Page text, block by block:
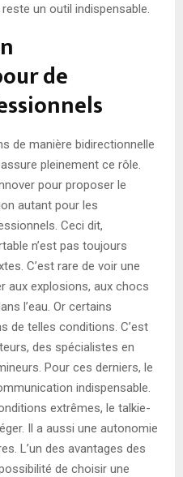
un outil indispensable.
de
de manière bidirectionnelle
pleinement ce rôle.
pour proposer le
autant pour les
Ceci dit,
n’est pas toujours
C’est rare de voir une
aux explosions, aux chocs
l’eau. Or certains
de telles conditions. C’est
des spécialistes en
Pour ces derniers, le
indispensable.
extrêmes, le talkie-
Il a aussi une autonomie
L’un des avantages des
de choisir une